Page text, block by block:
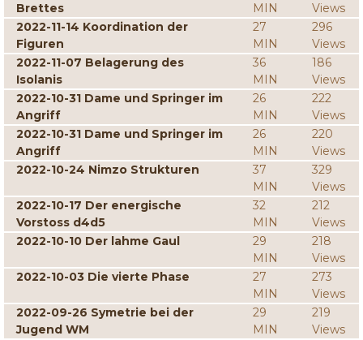
Brettes
MIN
Views
2022-11-14 Koordination der
Figuren
27
MIN
296
Views
2022-11-07 Belagerung des
Isolanis
36
MIN
186
Views
2022-10-31 Dame und Springer im
Angriff
26
MIN
222
Views
2022-10-31 Dame und Springer im
Angriff
26
MIN
220
Views
2022-10-24 Nimzo Strukturen
37
MIN
329
Views
2022-10-17 Der energische
Vorstoss d4d5
32
MIN
212
Views
2022-10-10 Der lahme Gaul
29
MIN
218
Views
2022-10-03 Die vierte Phase
27
MIN
273
Views
2022-09-26 Symetrie bei der
Jugend WM
29
MIN
219
Views